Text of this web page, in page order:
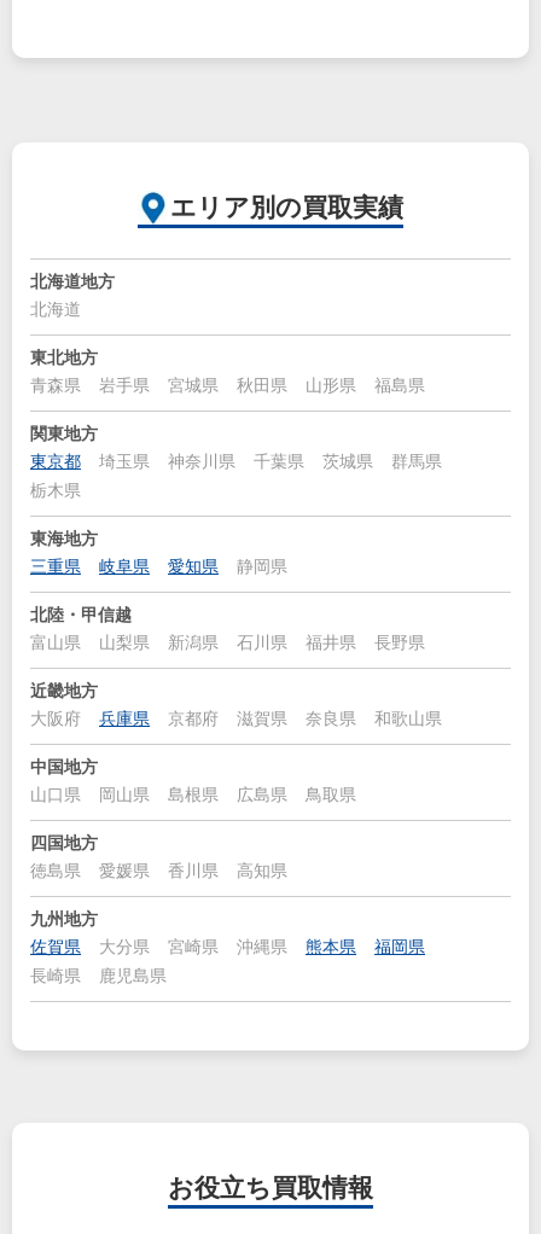
エリア別の買取実績
北海道地方
北海道
東北地方
青森県
岩手県 宮城県 秋田県 山形県 福島県
関東地方
東京都
埼玉県 神奈川県 千葉県 茨城県
群馬県
栃木県
東海地方
三重県
岐阜県 愛知県 静岡県
北陸・甲信越
富山県
山梨県 新潟県 石川県 福井県 長野県
近畿地方
大阪府
兵庫県 京都府 滋賀県 奈良県 和歌山県
中国地方
山口県
岡山県 島根県 広島県 鳥取県
四国地方
徳島県
愛媛県 香川県 高知県
九州地方
佐賀県
大分県 宮崎県 沖縄県 熊本県
福岡県
長崎県
鹿児島県
お役立ち 買取情報